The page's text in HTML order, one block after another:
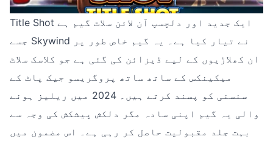
Title Shot ایک جدید اور دلچسپ آن لائن سلاٹ گیم ہے
جسے Skywind نے تیار کیا ہے۔ یہ گیم خاص طور پر
ان کھلاڑیوں کے لیے ڈیزائن کی گئی ہے جو کلاسک سلاٹ
میکینکس کے ساتھ ساتھ پروگریسو جیک پاٹ کے
سنسنی کو پسند کرتے ہیں۔ 2024 میں ریلیز ہونے
والی یہ گیم اپنی سادہ مگر دلکش پیشکش کی وجہ سے
بہت جلد مقبولیت حاصل کر رہی ہے۔ اس مضمون میں